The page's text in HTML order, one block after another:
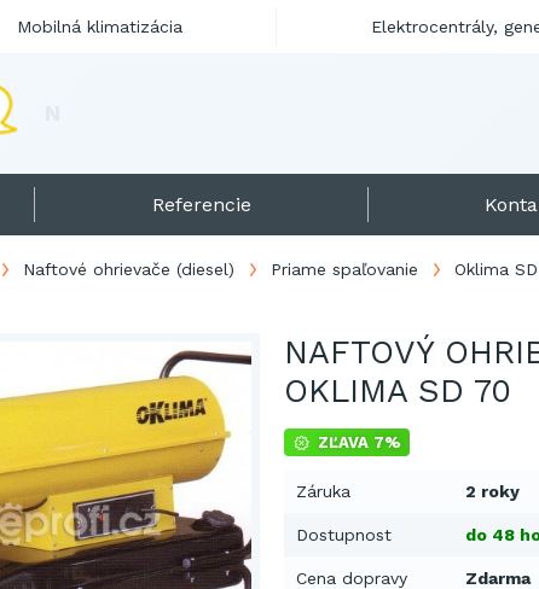
Referencie
Naftové ohrievače (diesel) Priame spaľovanie Oklima
NAFTOVÝ
OKLIMA SD 70
ZĽAVA 7%
Záruka 2 roky
Dostupnost do 48
Cena dopravy Zdarma
Mobilná klimatizácia Elektrocentrály,